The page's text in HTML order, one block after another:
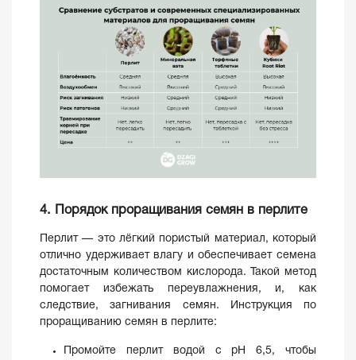
4. Порядок проращивания семян в перлите
Перлит — это лёгкий пористый материал, который
отлично удерживает влагу и обеспечивает семена
достаточным количеством кислорода. Такой метод
помогает избежать переувлажнения, и, как
следствие, загнивания семян. Инструкция по
проращиванию семян в перлите:
Промойте перлит водой с pH 6,5, чтобы